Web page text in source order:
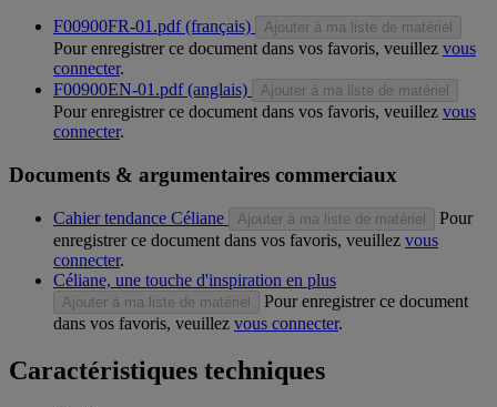
F00900FR-01.pdf (français) Ajouter à ma liste de matériel
Pour enregistrer ce document dans vos favoris, veuillez vous
connecter.
F00900EN-01.pdf (anglais)
Ajouter à ma liste de matériel
Pour enregistrer ce document dans vos favoris, veuillez vous
connecter.
Documents & argumentaires commerciaux
Cahier tendance Céliane Ajouter à ma liste de matériel
Pour
enregistrer ce document dans vos favoris, veuillez vous
connecter.
Céliane, une touche d'inspiration en plus
Ajouter à ma liste de matériel
Pour enregistrer ce document
dans vos favoris, veuillez vous connecter.
Caractéristiques techniques